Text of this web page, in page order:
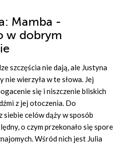
: Mamba -
w dobrym
szczęścia nie dają, ale Justyna
wierzyła w te słowa. Jej
się i niszczenie bliskich
z jej otoczenia. Do
siebie celów dąży w sposób
o czym przekonało się spore
Wśród nich jest Julia